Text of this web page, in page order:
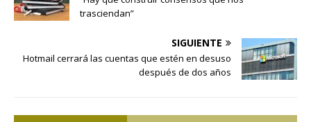
trasciendan”
SIGUIENTE
Hotmail cerrará las cuentas que estén en desuso
después de dos años